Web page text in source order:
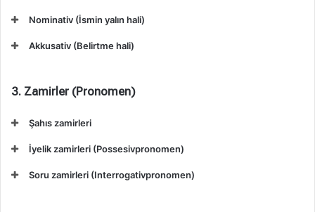
Nominativ (İsmin yalın hali)
Akkusativ (Belirtme hali)
3. Zamirler (Pronomen)
Şahıs zamirleri
İyelik zamirleri (Possesivpronomen)
Soru zamirleri (Interrogativpronomen)